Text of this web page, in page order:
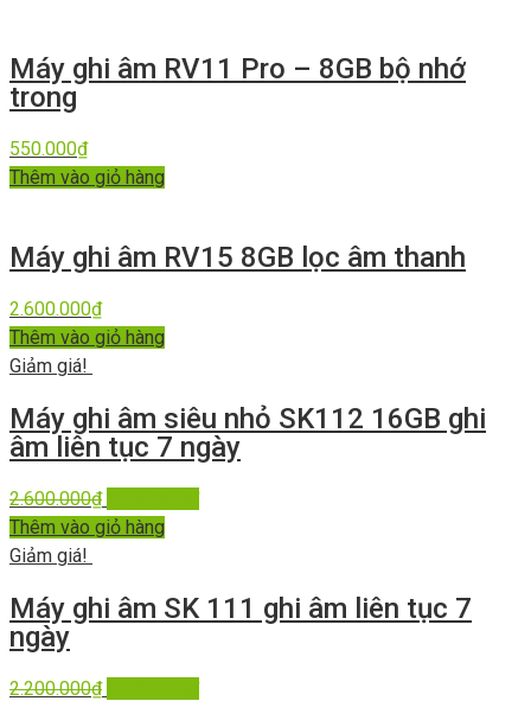
Máy ghi âm RV11 Pro – 8GB bộ nhớ
trong
550.000₫
Thêm vào giỏ hàng
Máy ghi âm RV15 8GB lọc âm thanh
2.600.000₫
Thêm vào giỏ hàng
Giảm giá!
Máy ghi âm siêu nhỏ SK112 16GB ghi
âm liên tục 7 ngày
2.600.000₫
Thêm vào giỏ hàng
Giảm giá!
Máy ghi âm SK 111 ghi âm liên tục 7
ngày
2.200.000₫